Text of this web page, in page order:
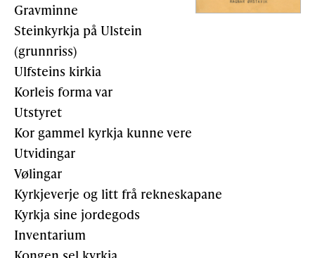
Gravminne
Steinkyrkja på Ulstein
(grunnriss)
Ulfsteins kirkia
Korleis forma var
Utstyret
Kor gammel kyrkja kunne vere
Utvidingar
Vølingar
Kyrkjeverje og litt frå rekneskapane
Kyrkja sine jordegods
Inventarium